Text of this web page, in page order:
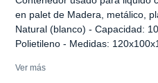
en palet de Madera, metálico,
Natural (blanco) - Capacidad:
Polietileno - Medidas:
Ver más